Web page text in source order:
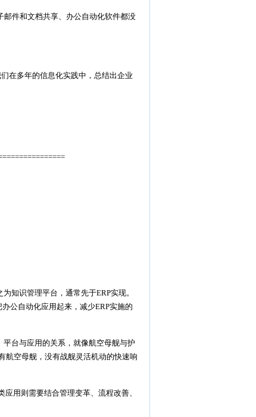
件和文档共享、办公自动化软件都没
在多年的信息化实践中，总结出企业
识管理平台，通常先于ERP实现。
公自动化应用起来，减少ERP实施的
台与应用的关系，就像航空母舰与护
航空母舰，没有战舰灵活机动的快速响
用则需要结合管理变革、流程改善、